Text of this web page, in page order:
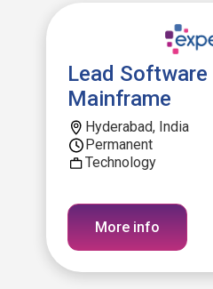
Lead Software
Mainframe
Hyderabad, India
Permanent
Technology
More info